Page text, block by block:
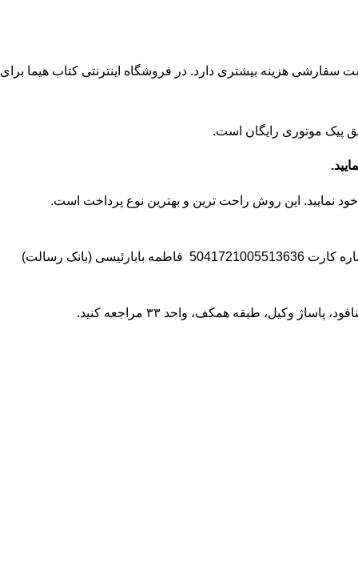
می‌رسد. این نوع ارسال نسبت به پست سفارشی هزینه بیشتری دارد. در فروشگاه اینترنتی کتاب هیما برای
فاطمه بابارئیسی (بانک رسالت)
مراجعه کنید.